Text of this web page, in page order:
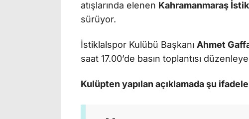
atışlarında elenen Kahramanmaraş
sürüyor.
İstiklalspor Kulübü Başkanı Ahmet
saat 17.00’de basın toplantısı
Kulüpten yapılan açıklamada şu